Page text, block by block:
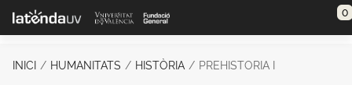
Saltar al contenido principal 0
INICI HUMANITATS HISTÒRIA PREHISTORIA I